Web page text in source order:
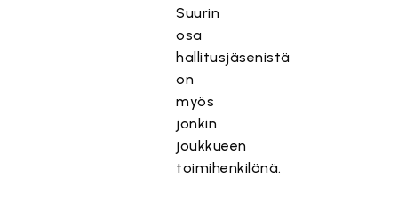
Suurin
osa
hallitusjäsenistä
on
myös
jonkin
joukkueen
toimihenkilönä.